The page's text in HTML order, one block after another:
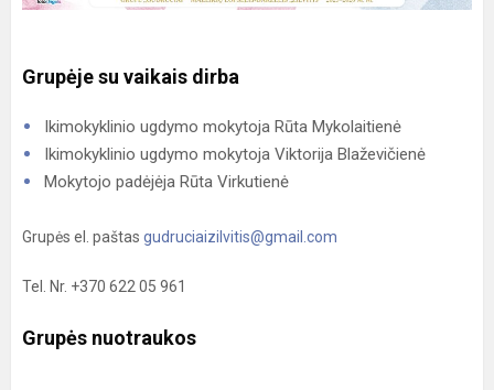
Grupėje su vaikais dirba
Ikimokyklinio ugdymo mokytoja Rūta Mykolaitienė
Ikimokyklinio ugdymo mokytoja Viktorija Blaževičienė
Mokytojo padėjėja Rūta Virkutienė
Grupės el. paštas gudruciaizilvitis@gmail.com
Tel. Nr. +370 622 05 961
Grupės nuotraukos